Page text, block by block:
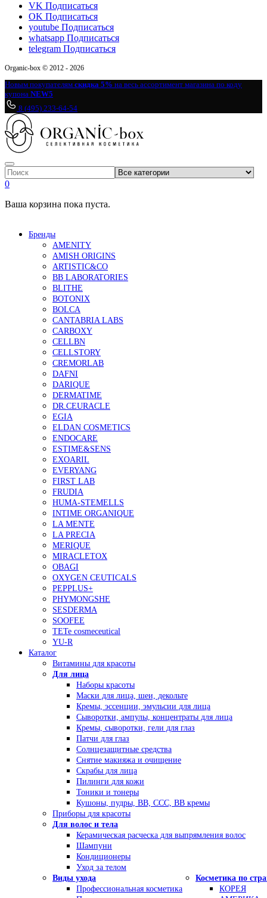
VK Подписаться
OK Подписаться
youtube Подписаться
whatsapp Подписаться
telegram Подписаться
Organic-box © 2012 - 2026
Новым покупателям скидка 5% на весь ассортимент магазина по коду
купона NEW5
8 (495) 233-64-54
0
Ваша корзина пока пуста.
Бренды
AMENITY
AMISH ORIGINS
ARTISTIC&CO
BB LABORATORIES
BLITHE
BOTONIX
BOLCA
CANTABRIA LABS
CARBOXY
CELLBN
CELLSTORY
CREMORLAB
DAFNI
DARIQUE
DERMATIME
DR.CEURACLE
EGIA
ELDAN COSMETICS
ENDOCARE
ESTIME&SENS
EXOARIL
EVERYANG
FIRST LAB
FRUDIA
HUMA-STEMELLS
INTIME ORGANIQUE
LA MENTE
LA PRECIA
MERIQUE
MIRACLETOX
OBAGI
OXYGEN CEUTICALS
PEPPLUS+
PHYMONGSHE
SESDERMA
SOOFEE
TETe cosmeceutical
YU-R
Каталог
Витамины для красоты
Для лица
Наборы красоты
Маски для лица, шеи, декольте
Кремы, эссенции, эмульсии для лица
Сыворотки, ампулы, концентраты для лица
Кремы, сыворотки, гели для глаз
Патчи для глаз
Солнцезащитные средства
Снятие макияжа и очищение
Скрабы для лица
Пилинги для кожи
Тоники и тонеры
Кушоны, пудры, ВВ, ССС, ВВ кремы
Приборы для красоты
Для волос и тела
Керамическая расческа для выпрямления волос
Шампуни
Кондиционеры
Уход за телом
Виды ухода
Профессиональная косметика
Косметика по
КОРЕЯ